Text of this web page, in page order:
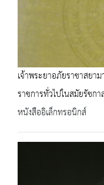
เจ้าพระยาอภัยราชาสย
ราชการทั่วไปในสมัยรัชก
หนังสืออิเล็กทรอนิกส์